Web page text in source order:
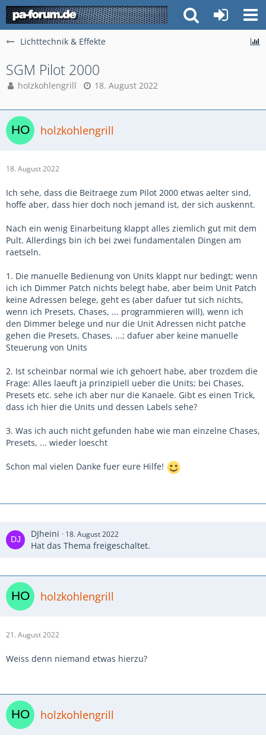
Lichttechnik & Effekte
SGM Pilot 2000
holzkohlengrill 18. August 2022
holzkohlengrill
18. August 2022
Ich sehe, dass die Beitraege zum Pilot 2000 etwas aelter sind,
hoffe aber, dass hier doch noch jemand ist, der sich auskennt.
Nach ein wenig Einarbeitung klappt alles ziemlich gut mit dem
Pult. Allerdings bin ich bei zwei fundamentalen Dingen am
raetseln.
1. Die manuelle Bedienung von Units klappt nur bedingt; wenn
ich ich Dimmer Patch nichts belegt habe, aber beim Unit Patch
keine Adressen belege, geht es (aber dafuer tut sich nichts,
wenn ich Presets, Chases, ... programmieren will), wenn ich
den Dimmer belege und nur die Unit Adressen nicht patche
gehen die Presets, Chases, ...; dafuer aber keine manuelle
Steuerung von Units
2. Ist scheinbar normal wie ich gehoert habe, aber trozdem die
Frage: Alles laeuft ja prinzipiell ueber die Units; bei Chases,
Presets etc. sehe ich aber nur die Kanaele. Gibt es einen Trick,
dass ich hier die Units und dessen Labels sehe?
3. Was ich auch nicht gefunden habe wie man einzelne Chases,
Presets, ... wieder loescht
Schon mal vielen Danke fuer eure Hilfe!
DJheini 18. August 2022
Hat das Thema freigeschaltet.
holzkohlengrill
21. August 2022
Weiss denn niemand etwas hierzu?
holzkohlengrill